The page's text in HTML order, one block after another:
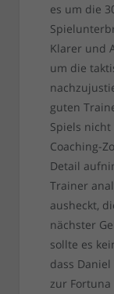
es um die
Klarer und
um die
guten
Spiels
Coaching-
Detail
Trainer
ausheckt,
nächster
sollte es
dass
zur Fortuna